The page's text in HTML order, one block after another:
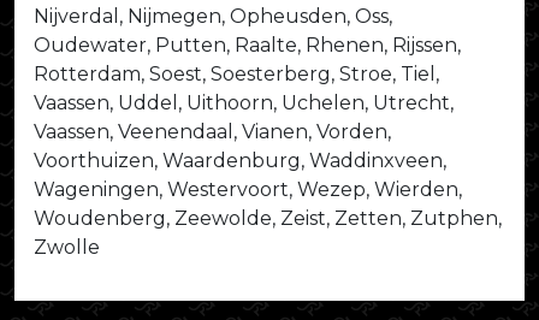
Nijverdal, Nijmegen, Opheusden, Oss,
Oudewater, Putten, Raalte, Rhenen, Rijssen,
Rotterdam, Soest, Soesterberg, Stroe, Tiel,
Vaassen, Uddel, Uithoorn, Uchelen, Utrecht,
Vaassen, Veenendaal, Vianen, Vorden,
Voorthuizen, Waardenburg, Waddinxveen,
Wageningen, Westervoort, Wezep, Wierden,
Woudenberg, Zeewolde, Zeist, Zetten, Zutphen,
Zwolle